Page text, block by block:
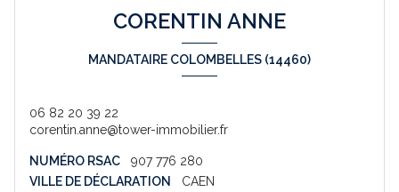
CORENTIN ANNE
MANDATAIRE COLOMBELLES (14460)
06 82 20 39 22
corentin.anne@tower-immobilier.fr
NUMÉRO RSAC
907 776 280
VILLE DE DÉCLARATION
CAEN